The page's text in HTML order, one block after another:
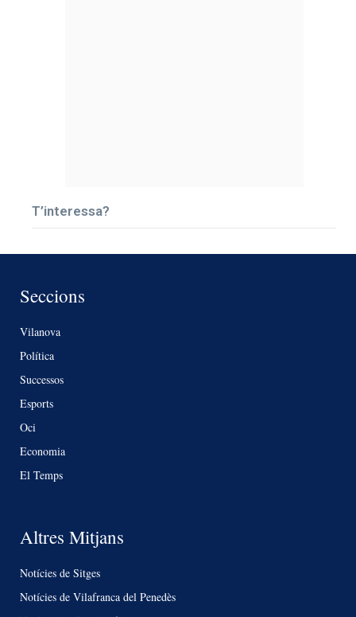
T’interessa?
Seccions
Vilanova
Política
Successos
Esports
Oci
Economia
El Temps
Altres Mitjans
Notícies de Sitges
Notícies de Vilafranca del Penedès